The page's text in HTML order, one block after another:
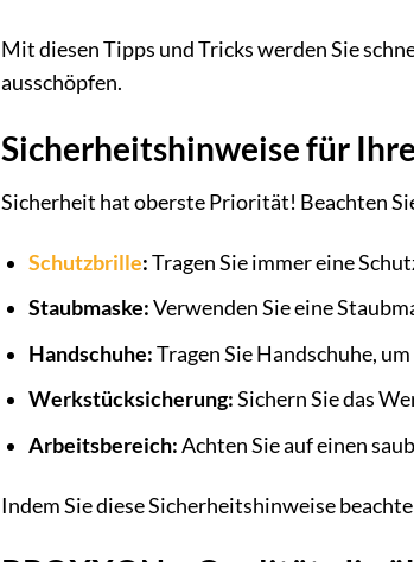
Mit diesen Tipps und Tricks werden Sie
ausschöpfen.
Sicherheitshinweise für
Sicherheit hat oberste Priorität! Beachten
Schutzbrille:Tragen Sie immer eine
Staubmaske:Verwenden Sie eine
Handschuhe:Tragen Sie Handschuhe,
Werkstücksicherung:Sichern Sie das
Arbeitsbereich:Achten Sie auf einen
Indem Sie diese Sicherheitshinweise